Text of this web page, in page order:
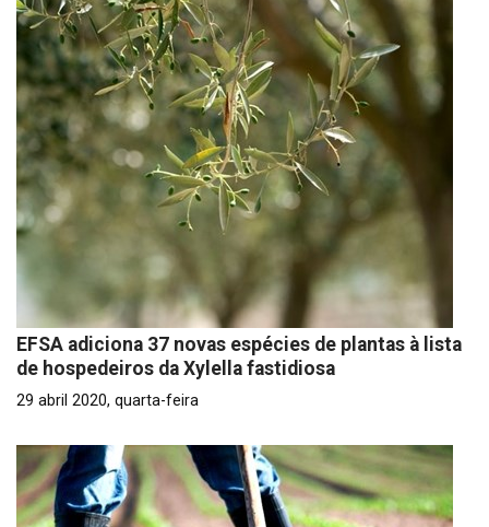
EFSA adiciona 37 novas espécies de plantas à lista
de hospedeiros da Xylella fastidiosa
29 abril 2020, quarta-feira